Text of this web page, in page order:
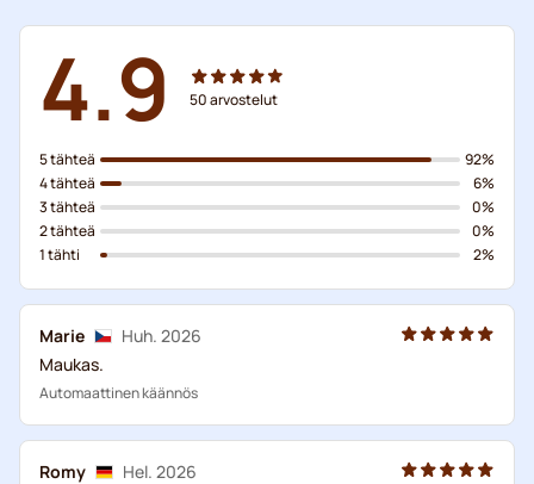
4.9 50arvostelut
5 tähteä
4 tähteä
3 tähteä
2 tähteä
1 tähti
92%
6%
0%
0%
2%
Marie
Huh. 2026
Maukas.
Automaattinen käännös
Romy
Hel. 2026